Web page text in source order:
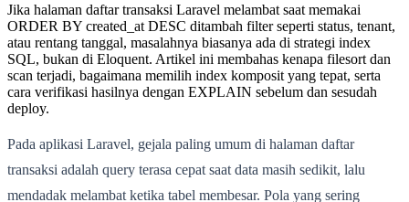
Jika halaman daftar transaksi Laravel melambat saat memakai
ORDER BY created_at DESC ditambah filter seperti status, tenant,
atau rentang tanggal, masalahnya biasanya ada di strategi index
SQL, bukan di Eloquent. Artikel ini membahas kenapa filesort dan
scan terjadi, bagaimana memilih index komposit yang tepat, serta
cara verifikasi hasilnya dengan EXPLAIN sebelum dan sesudah
deploy.
Pada aplikasi Laravel, gejala paling umum di halaman daftar
transaksi adalah query terasa cepat saat data masih sedikit, lalu
mendadak melambat ketika tabel membesar. Pola yang sering